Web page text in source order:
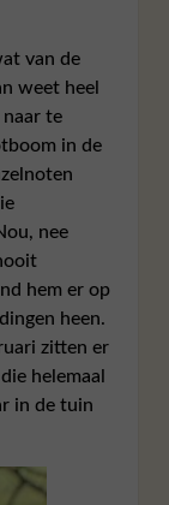
van de
weet heel
te
in de
nee
hem er op
heen.
zitten er
helemaal
in de tuin